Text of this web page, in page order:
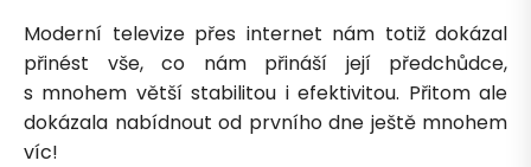
Moderní televize přes internet nám totiž dokázal
přinést vše, co nám přináší její předchůdce,
s mnohem větší stabilitou i efektivitou. Přitom ale
dokázala nabídnout od prvního dne ještě mnohem
víc!